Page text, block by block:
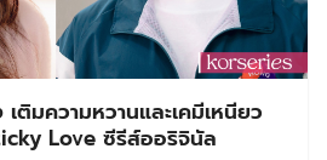
มความหวานและเคมีเหนียว
Love ซีรีส์ออริจินัล